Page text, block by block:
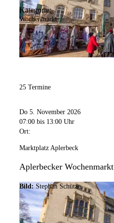
Kategorie:
Wochenmarkt
25 Termine
Do 5. November 2026
07:00 bis 13:00 Uhr
Ort:
Marktplatz Aplerbeck
Aplerbecker Wochenmarkt
Bild: Stephan Schütze